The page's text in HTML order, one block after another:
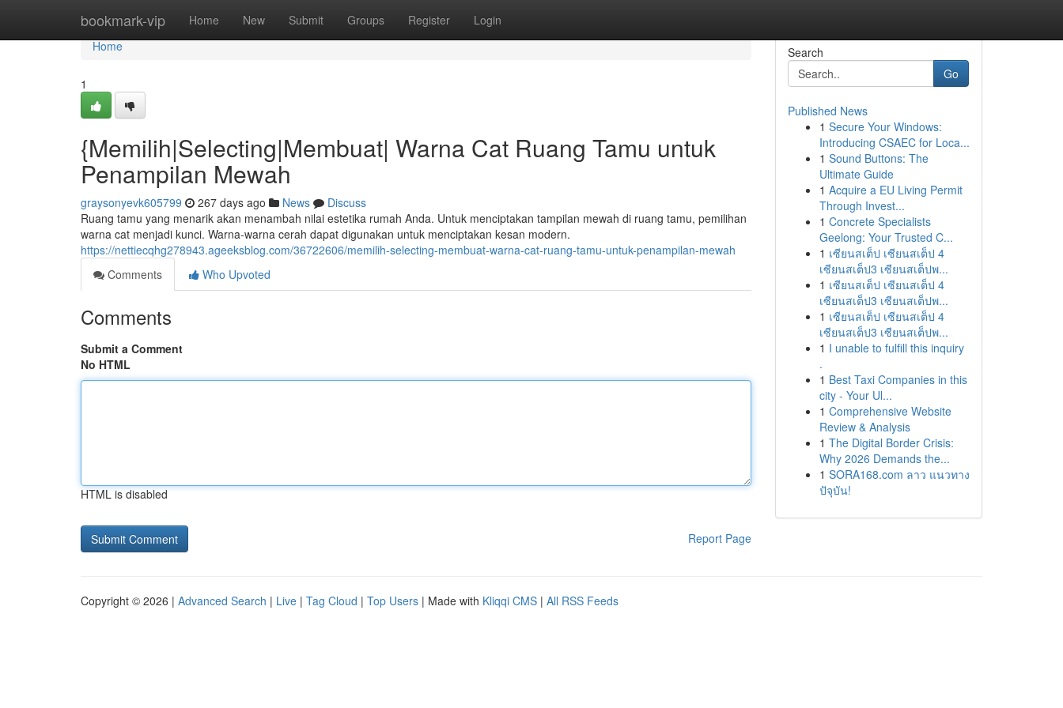
bookmark-vip Home New Submit Groups Register Login
Home
Home
1
{Memilih|Selecting|Membuat| Warna Cat Ruang Tamu untuk
Penampilan Mewah
graysonyevk605799 267 days ago News
Discuss
Ruang tamu yang menarik akan menambah nilai estetika rumah Anda. Untuk menciptakan tampilan mewah di ruang tamu, pemilihan
warna cat menjadi kunci. Warna-warna cerah dapat digunakan untuk menciptakan kesan modern.
https://nettiecqhg278943.ageeksblog.com/36722606/memilih-selecting-membuat-warna-cat-ruang-tamu-untuk-penampilan-mewah
Comments
Who Upvoted
Comments
Submit a Comment
No HTML
HTML is disabled
Report Page
Search
Go
Published News
1 Secure Your Windows:
Introducing CSAEC for Loca...
1 Sound Buttons: The
Ultimate Guide
1 Acquire a EU Living Permit
Through Invest...
1 Concrete Specialists
Geelong: Your Trusted C...
1 เซียนสเต็ป เซียนสเต็ป 4
เซียนสเต็ป3 เซียนสเต็ปพ...
1 เซียนสเต็ป เซียนสเต็ป 4
เซียนสเต็ป3 เซียนสเต็ปพ...
1 เซียนสเต็ป เซียนสเต็ป 4
เซียนสเต็ป3 เซียนสเต็ปพ...
1 I unable to fulfill this inquiry
.
1 Best Taxi Companies in this
city - Your Ul...
1 Comprehensive Website
Review & Analysis
1 The Digital Border Crisis:
Why 2026 Demands the...
1 SORA168.com ลาว แนวทาง
ปัจุบัน!
Copyright © 2026 | Advanced Search | Live | Tag Cloud | Top Users | Made with Kliqqi CMS | All RSS Feeds